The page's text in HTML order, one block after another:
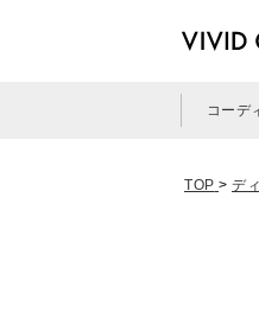
コーデ
TOP > デ